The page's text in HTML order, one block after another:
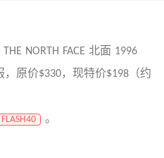
NORTH FACE 北面 1996
，原价$330，现特价$198（约
FLASH40
。